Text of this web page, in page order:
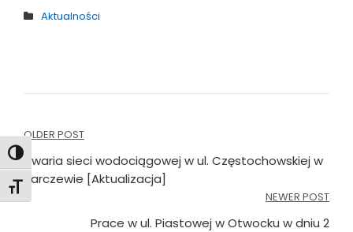
Toggle High Contrast
Toggle Font size
Aktualności
Nawigacja
wpisu
OLDER POST
Awaria sieci wodociągowej w ul. Częstochowskiej w
Karczewie [Aktualizacja]
NEWER POST
Prace w ul. Piastowej w Otwocku w dniu 2